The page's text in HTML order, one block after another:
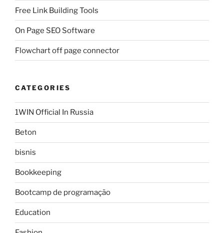
Free Link Building Tools
On Page SEO Software
Flowchart off page connector
CATEGORIES
1WIN Official In Russia
Beton
bisnis
Bookkeeping
Bootcamp de programação
Education